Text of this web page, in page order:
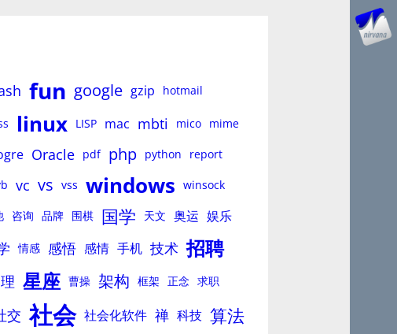
fun google gzip hotmail
linux LISP mac mbti mico mime
Oracle pdf php python report
vc vs vss windows winsock
咨询 品牌 围棋 国学 天文 奥运 娱乐
情感 感悟 感情 手机 技术 招聘
星座 曹操 架构 框架 正念 求职
交 社会 社会化软件 禅 科技 算法